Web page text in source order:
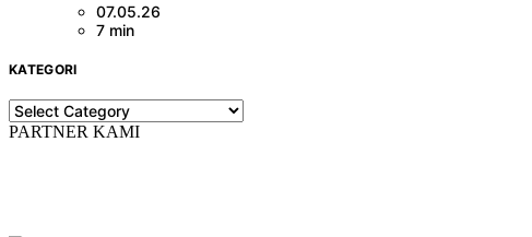
07.05.26
7 min
KATEGORI
KATEGORI
PARTNER KAMI